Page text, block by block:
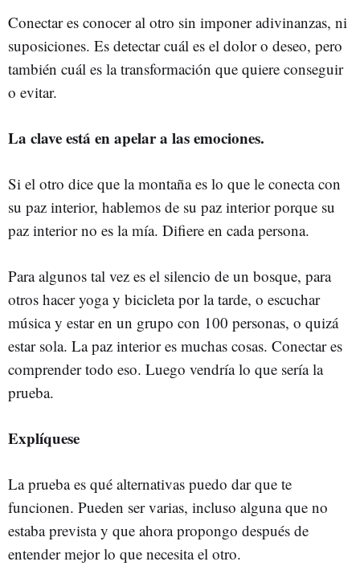
Conectar es conocer al otro sin imponer adivinanzas, ni
suposiciones. Es detectar cuál es el dolor o deseo, pero
también cuál es la transformación que quiere conseguir
o evitar.
La clave está en apelar a las emociones.
Si el otro dice que la montaña es lo que le conecta con
su paz interior, hablemos de su paz interior porque su
paz interior no es la mía. Difiere en cada persona.
Para algunos tal vez es el silencio de un bosque, para
otros hacer yoga y bicicleta por la tarde, o escuchar
música y estar en un grupo con 100 personas, o quizá
estar sola. La paz interior es muchas cosas. Conectar es
comprender todo eso. Luego vendría lo que sería la
prueba.
Explíquese
La prueba es qué alternativas puedo dar que te
funcionen. Pueden ser varias, incluso alguna que no
estaba prevista y que ahora propongo después de
entender mejor lo que necesita el otro.